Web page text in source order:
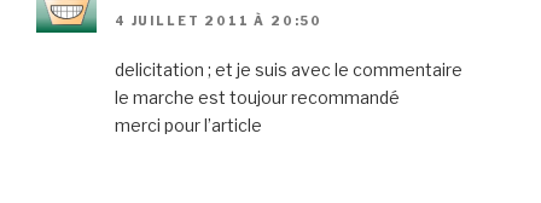
4 JUILLET 2011 À 20:50
delicitation ; et je suis avec le commentaire
le marche est toujour recommandé
merci pour l’article